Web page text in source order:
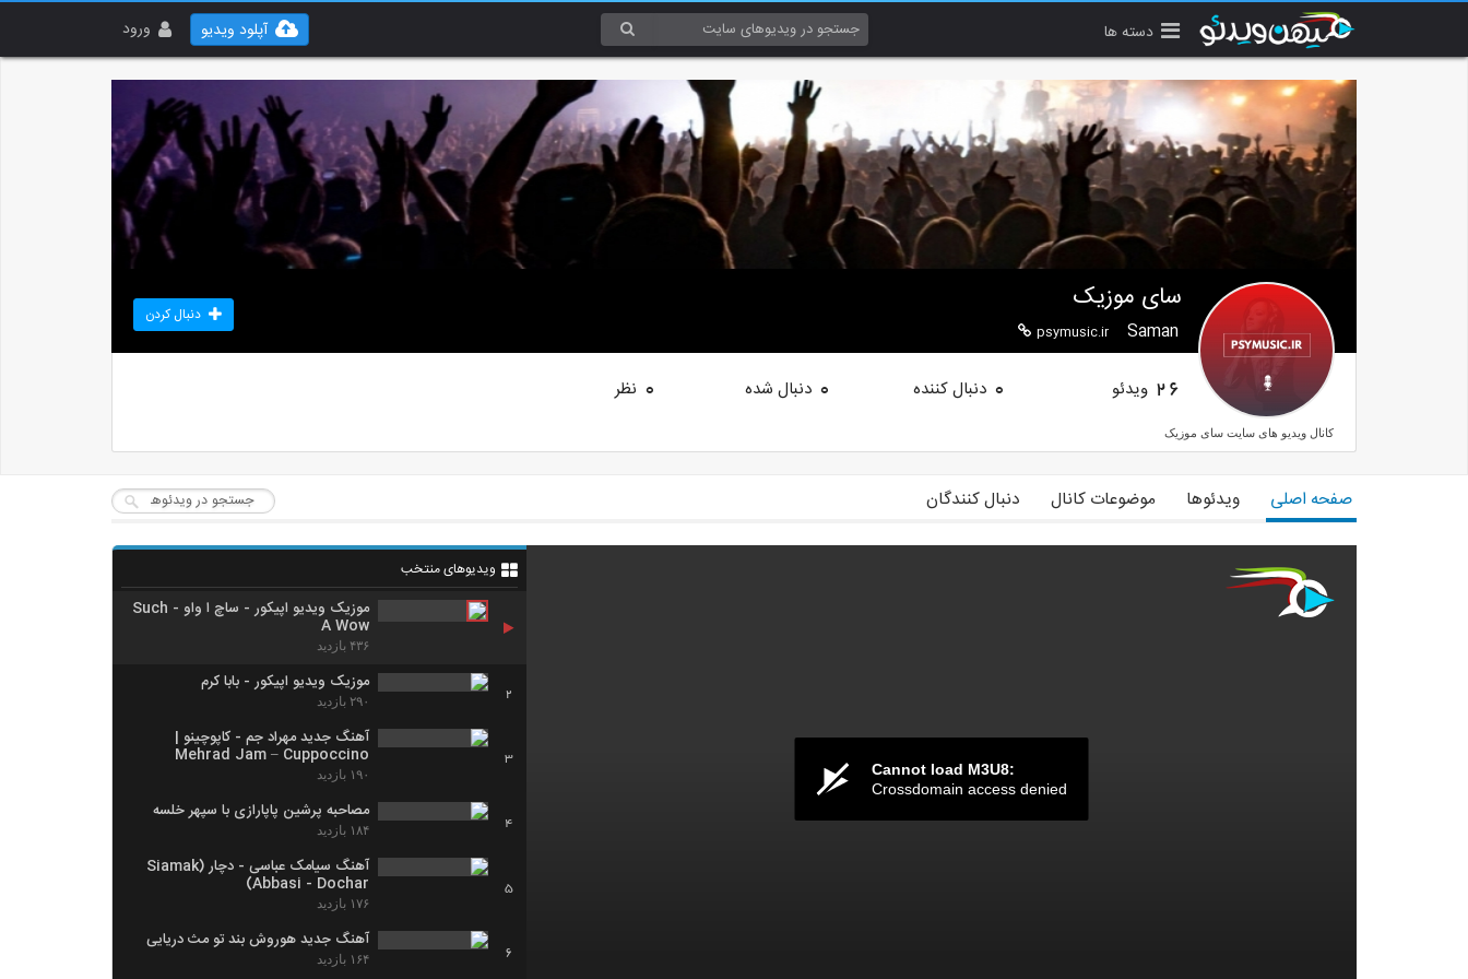
دسته ها ورود آپلود ویدیو
سای موزیک
Saman
psymusic.ir
دنبال کردن
26 ویدئو 0 دنبال کننده 0 دنبال شده 0 نظر
کانال ویدیو های سایت سای موزیک
صفحه اصلی ویدئوها موضوعات کانال دنبال کنندگان
Cannot load M3U8:
Crossdomain access denied
ویدیوهای منتخب
موزیک ویدیو اپیکور - ساچ ا واو - Such
A Wow
۴۳۶ بازدید
2
موزیک ویدیو اپیکور - بابا کرم
۲۹۰ بازدید
3
آهنگ جدید مهراد جم - کاپوچینو |
Mehrad Jam – Cuppoccino
۱۹۰ بازدید
4
مصاحبه پرشین پاپارازی با سپهر خلسه
۱۸۴ بازدید
5
آهنگ سیامک عباسی - دچار (Siamak
Abbasi - Dochar)
۱۷۶ بازدید
6
آهنگ جدید هوروش بند تو مث دریایی
۱۶۴ بازدید